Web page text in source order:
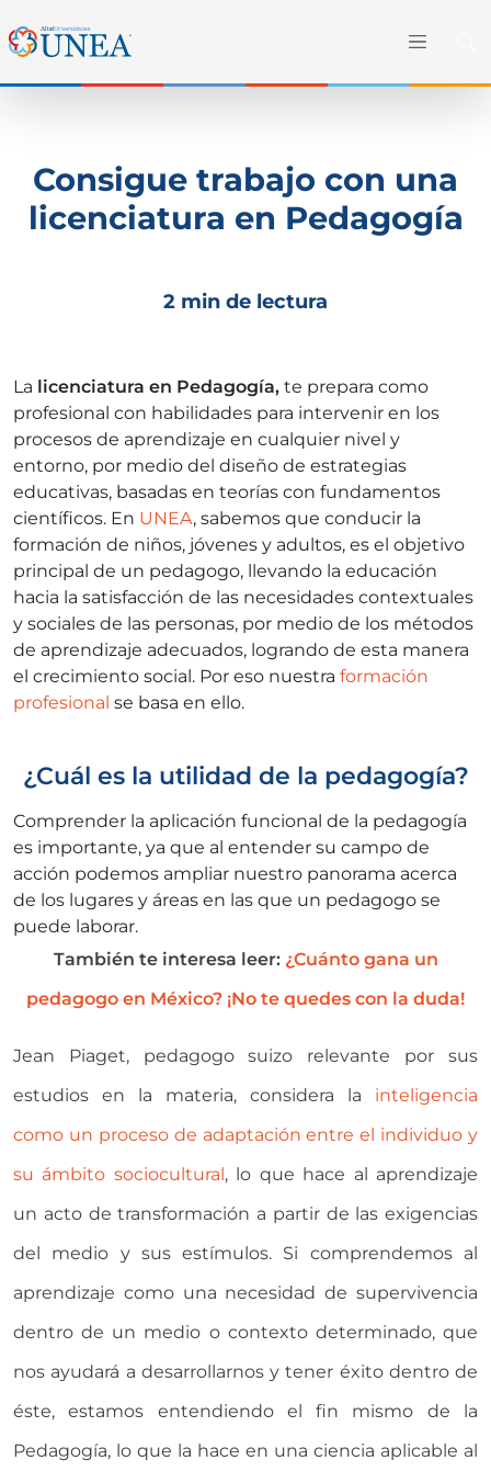
Consigue trabajo con una
licenciatura en Pedagogía
2 min de lectura
La licenciatura en Pedagogía, te prepara como
profesional con habilidades para intervenir en los
procesos de aprendizaje en cualquier nivel y
entorno, por medio del diseño de estrategias
educativas, basadas en teorías con fundamentos
científicos. En UNEA, sabemos que conducir la
formación de niños, jóvenes y adultos, es el objetivo
principal de un pedagogo, llevando la educación
hacia la satisfacción de las necesidades contextuales
y sociales de las personas, por medio de los métodos
de aprendizaje adecuados, logrando de esta manera
el crecimiento social. Por eso nuestra formación
profesional se basa en ello.
¿Cuál es la utilidad de la pedagogía?
Comprender la aplicación funcional de la pedagogía
es importante, ya que al entender su campo de
acción podemos ampliar nuestro panorama acerca
de los lugares y áreas en las que un pedagogo se
puede laborar.
También te interesa leer: ¿Cuánto gana un
pedagogo en México? ¡No te quedes con la duda!
Jean Piaget, pedagogo suizo relevante por sus
estudios en la materia, considera la inteligencia
como un proceso de adaptación entre el individuo y
su ámbito sociocultural, lo que hace al aprendizaje
un acto de transformación a partir de las exigencias
del medio y sus estímulos. Si comprendemos al
aprendizaje como una necesidad de supervivencia
dentro de un medio o contexto determinado, que
nos ayudará a desarrollarnos y tener éxito dentro de
éste, estamos entendiendo el fin mismo de la
Pedagogía, lo que la hace en una ciencia aplicable al